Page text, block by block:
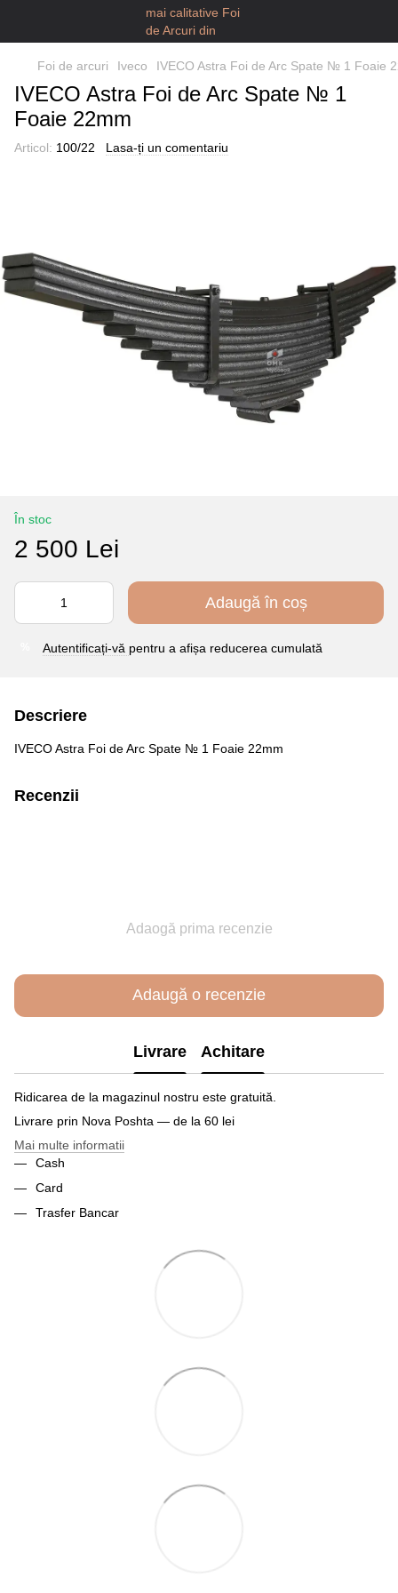
Foi de arcuri Iveco IVECO Astra Foi de Arc Spate № 1 Foaie
IVECO Astra Foi de Arc Spate № 1
Foaie 22mm
Articol: 100/22 Lasa-ți un comentariu
În stoc
2 500 Lei
Adaugă în coș
Autentificați-vă pentru a afișa reducerea cumulată
Descriere
IVECO Astra Foi de Arc Spate № 1 Foaie 22mm
Recenzii
Adaogă prima recenzie
Adaugă o recenzie
Livrare Achitare
Ridicarea de la magazinul nostru este gratuită.
Livrare prin Nova Poshta — de la 60 lei
Mai multe informatii
Cash
Card
Trasfer Bancar